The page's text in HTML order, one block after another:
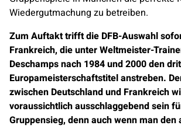
Wiedergutmachung zu betreiben.
Zum Auftakt trifft die DFB-Auswahl
Frankreich, die unter Weltmeister-
Deschamps nach 1984 und 2000 den
Europameisterschaftstitel anstreben.
zwischen Deutschland und Frankreich
voraussichtlich ausschlaggebend sein
Gruppensieg, denn auch wenn man